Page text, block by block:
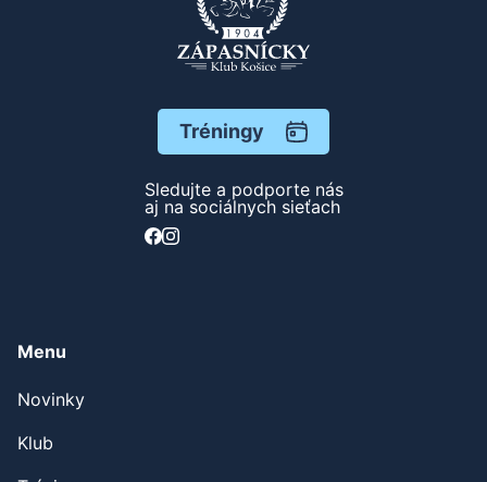
Tréningy
Sledujte a podporte nás
Menu
Novinky